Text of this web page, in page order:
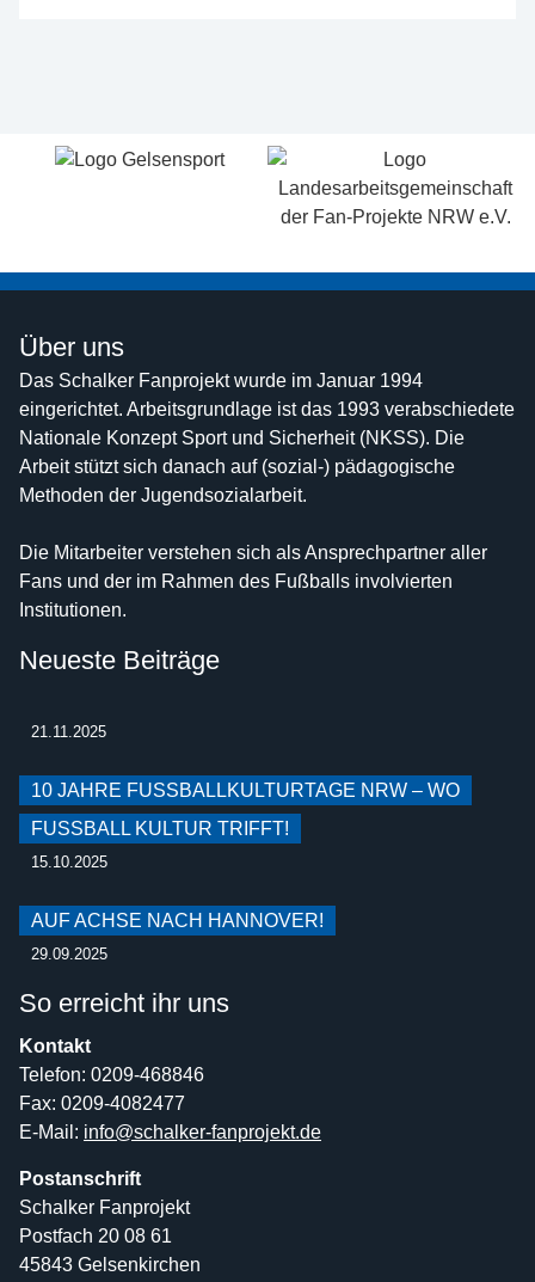
Über uns
Das Schalker Fanprojekt wurde im Januar 1994
eingerichtet. Arbeitsgrundlage ist das 1993 verabschiedete
Nationale Konzept Sport und Sicherheit (NKSS). Die
Arbeit stützt sich danach auf (sozial-) pädagogische
Methoden der Jugendsozialarbeit.
Die Mitarbeiter verstehen sich als Ansprechpartner aller
Fans und der im Rahmen des Fußballs involvierten
Institutionen.
Neueste Beiträge
21.11.2025
10 JAHRE FUSSBALLKULTURTAGE NRW – WO F
USSBALL KULTUR TRIFFT!
15.10.2025
AUF ACHSE NACH HANNOVER!
29.09.2025
So erreicht ihr uns
Kontakt
Telefon: 0209-468846
Fax: 0209-4082477
E-Mail: info@schalker-fanprojekt.de
Postanschrift
Schalker Fanprojekt
Postfach 20 08 61
45843 Gelsenkirchen